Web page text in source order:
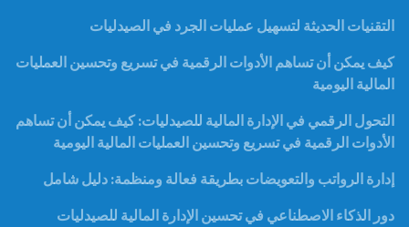
التقنيات الحديثة لتسهيل عمليات الجرد في الصيدليات
كيف يمكن أن تساهم الأدوات الرقمية في تسريع وتحسين العمليات
المالية اليومية
التحول الرقمي في الإدارة المالية للصيدليات: كيف يمكن أن تساهم
الأدوات الرقمية في تسريع وتحسين العمليات المالية اليومية
إدارة الرواتب والتعويضات بطريقة فعالة ومنظمة: دليل شامل
دور الذكاء الاصطناعي في تحسين الإدارة المالية للصيدليات